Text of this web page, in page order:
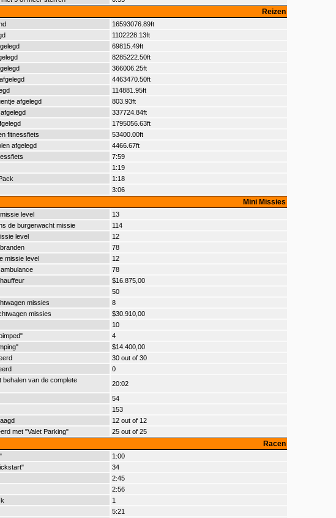
Reizen
16593076.89ft
1102228.13ft
69815.49ft
8285222.50ft
366006.25ft
4463470.50ft
114881.95ft
afgelegd
803.93ft
337724.84ft
1795056.63ft
fitnessfiets
53400.00ft
afgelegd
4466.67ft
7:59
1:19
1:18
3:06
Mini Missies
level
13
de burgerwacht missie
114
level
12
78
missie level
12
78
$16.875,00
50
missies
8
missies
$30.910,00
10
4
$14.400,00
30 out of 30
0
behalen van de complete
20:02
54
153
12 out of 12
met "Valet Parking"
25 out of 25
Racen
1:00
34
2:45
2:56
1
5:21